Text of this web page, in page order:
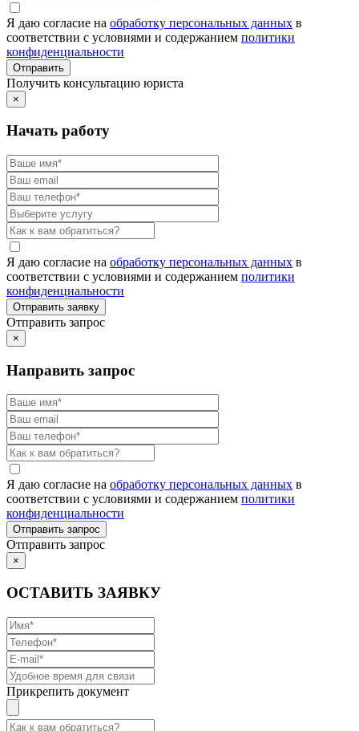
Я даю согласие на обработку персональных данных в
соответствии с условиями и содержанием политики
конфиденциальности
Получить консультацию юриста
×
Начать работу
Я даю согласие на обработку персональных данных в
соответствии с условиями и содержанием политики
конфиденциальности
Отправить запрос
×
Направить запрос
Я даю согласие на обработку персональных данных в
соответствии с условиями и содержанием политики
конфиденциальности
Отправить запрос
×
ОСТАВИТЬ ЗАЯВКУ
Прикрепить документ